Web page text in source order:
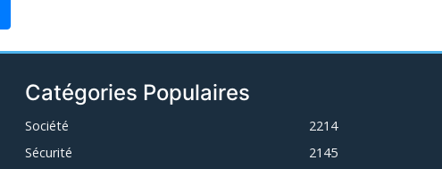
Catégories Populaires
Société
2214
Sécurité
2145